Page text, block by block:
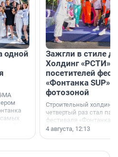
одной
самых
—
Зажгли в стиле
Холдинг «РСТИ»
посетителей
«Фонтанка SUP»
фотозоной
Строительный холдинг
четвертый раз стал
фестиваля «Фонтанка
раз компания
посетителям
4 августа, 12:13